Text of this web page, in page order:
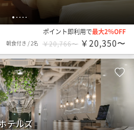
1 2 3 4 5
ポイント即利用で最大2％OFF
朝食付き /2名 ￥20,766〜 ￥20,350〜
テルズ